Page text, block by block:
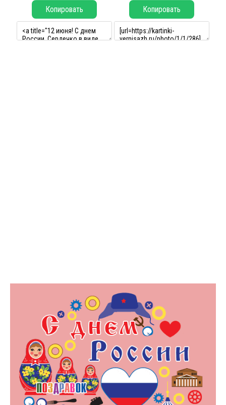
Копировать Копировать